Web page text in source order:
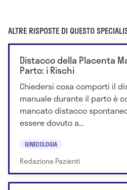
ALTRE RISPOSTE DI QUESTO
Distacco della Placenta
Parto: i Rischi
Chiedersi cosa comporti il
manuale durante il parto è
mancato distacco
essere dovuto a...
GINECOLOGIA
Redazione Pazienti